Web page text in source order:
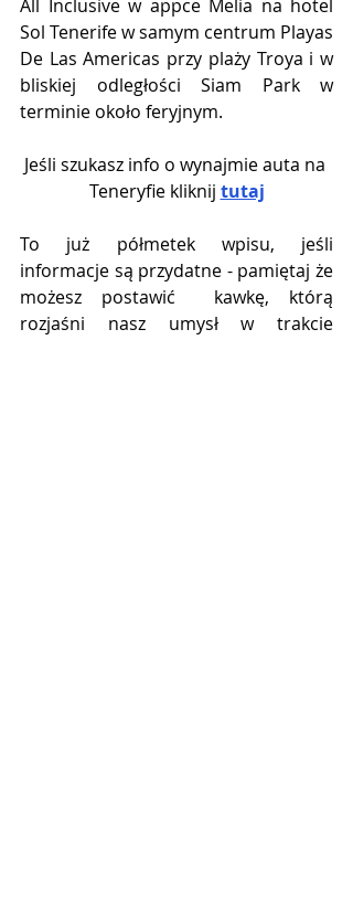
All Inclusive w appce Melia na hotel
Sol Tenerife w samym centrum Playas
De Las Americas przy plaży Troya i w
bliskiej odległości Siam Park w
terminie około feryjnym.
Jeśli szukasz info o wynajmie auta na
Teneryfie kliknij tutaj
To już półmetek wpisu, jeśli
informacje są przydatne - pamiętaj że
możesz postawić  kawkę, którą
rozjaśni nasz umysł w trakcie